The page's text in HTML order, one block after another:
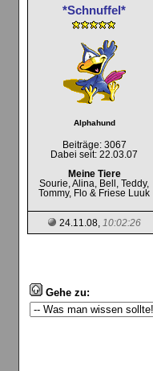
*Schnuffel*
Alphahund
Beiträge: 3067
Dabei seit: 22.03.07
Meine Tiere
Sourie, Alina, Bell, Teddy,
Tommy, Flo & Friese Luuk
24.11.08, 10:02:26
Gehe zu: